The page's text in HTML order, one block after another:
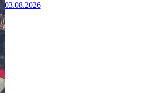
03.08.2026